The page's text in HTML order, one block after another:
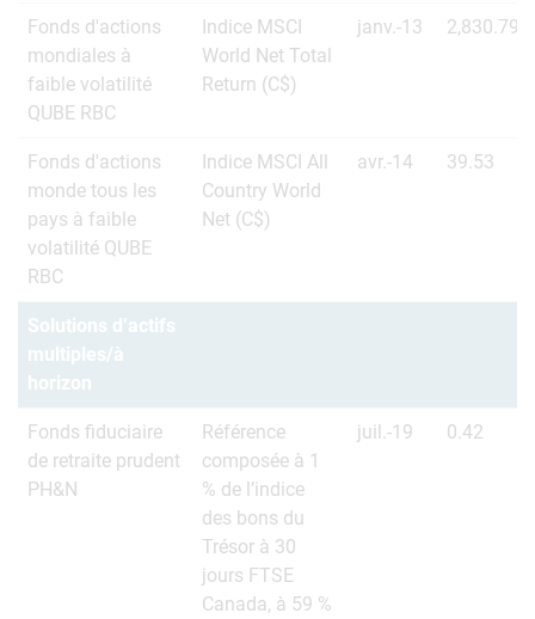
Fonds d'actions
mondiales à
faible volatilité
QUBE RBC
Indice MSCI
World Net Total
Return (C$)
janv.-13 2,830.79
Fonds d'actions
monde tous les
pays à faible
volatilité QUBE
RBC
Indice MSCI All
Country World
Net (C$)
avr.-14 39.53
Solutions d’actifs
multiples/à
horizon
Fonds fiduciaire
de retraite prudent
PH&N
Référence
composée à 1
% de l’indice
des bons du
Trésor à 30
jours FTSE
Canada, à 59 %
juil.-19 0.42